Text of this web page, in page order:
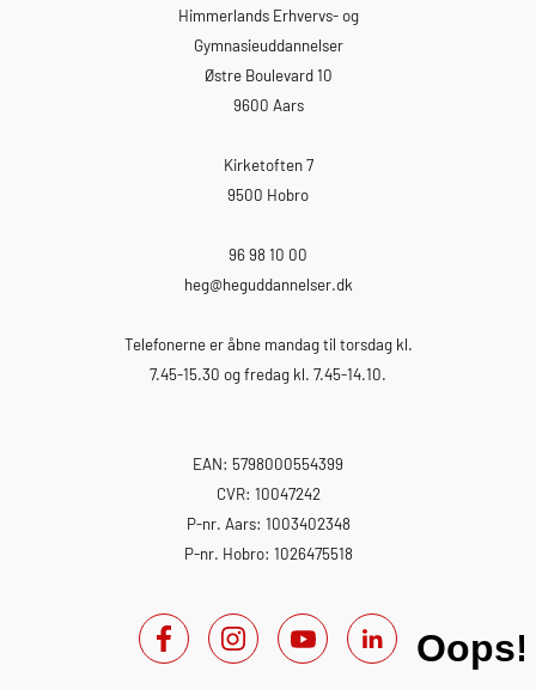
Himmerlands Erhvervs- og
Gymnasieuddannelser
Østre Boulevard 10
9600 Aars
Kirketoften 7
9500 Hobro
96 98 10 00
heg@heguddannelser.dk
Telefonerne er åbne mandag til torsdag kl.
7.45-15.30 og fredag kl. 7.45-14.10.
EAN: 5798000554399
CVR: 10047242
P-nr. Aars: 1003402348
P-nr. Hobro: 1026475518